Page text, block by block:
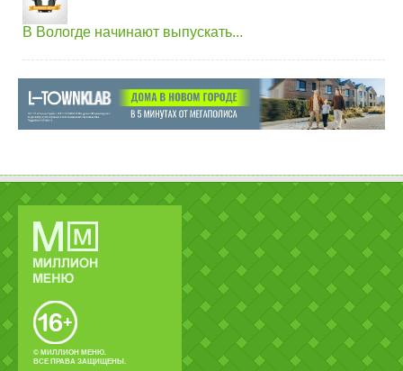
В Вологде начинают выпускать...
© МИЛЛИОН МЕНЮ.
ВСЕ ПРАВА ЗАЩИЩЕНЫ.